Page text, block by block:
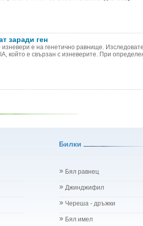
заради ген
е на генетично равнище.
който е свързан с изневерите. При
Билки
Бял равнец
Джинджифил
Череша - дръжки
Бял имел